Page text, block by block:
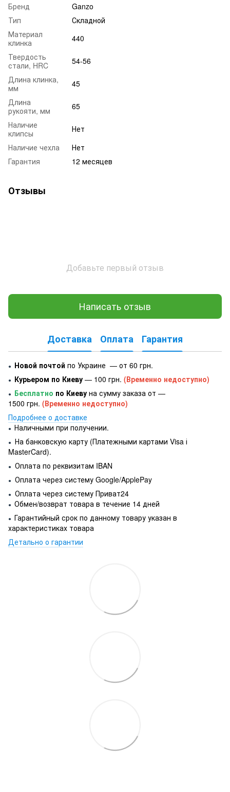
Бренд
Ganzo
Тип
Складной
Материал
клинка
440
Твердость
стали, HRC
54-56
Длина клинка,
мм
45
Длина
рукояти, мм
65
Наличие
клипсы
Нет
Наличие чехла
Нет
Гарантия
12 месяцев
Отзывы
Добавьте первый отзыв
Написать отзыв
Доставка Оплата Гарантия
● Новой почтой по Украине — от 60 грн.
● Курьером по Киеву — 100 грн. (Временно недоступно)
● Бесплатно по Киеву на сумму заказа от —
1500 грн. (Временно недоступно)
Подробнее о доставке
● Наличными при получении.
● На банковскую карту (Платежными картами Visa і
MasterCard).
● Оплата по реквизитам IBAN
● Оплата через систему Google/ApplePay
● Оплата через систему Приват24
● Обмен/возврат товара в течение 14 дней
● Гарантийный срок по данному товару указан в
характеристиках товара
Детально о гарантии